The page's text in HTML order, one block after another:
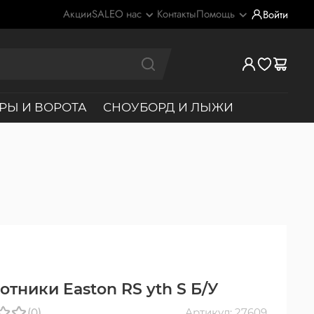
АкцииSALEО нас КонтактыПомощь Войти
И ВОРОТА СНОУБОРД И ЛЫЖИ
Easton RS yth S Б/У